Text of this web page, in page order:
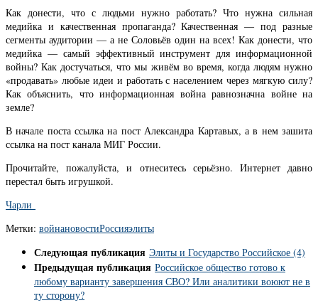
Как донести, что с людьми нужно работать? Что нужна сильная
медийка и качественная пропаганда? Качественная — под разные
сегменты аудитории — а не Соловьёв один на всех! Как донести, что
медийка — самый эффективный инструмент для информационной
войны? Как достучаться, что мы живём во время, когда людям нужно
«продавать» любые идеи и работать с населением через мягкую силу?
Как объяснить, что информационная война равнозначна войне на
земле?
В начале поста ссылка на пост Александра Картавых, а в нем зашита
ссылка на пост канала МИГ России.
Прочитайте, пожалуйста, и отнеситесь серьёзно. Интернет давно
перестал быть игрушкой.
Чарли
Метки: войнановостиРоссияэлиты
Следующая публикация Элиты и Государство Российское (4)
Предыдущая публикация Российское общество готово к
любому варианту завершения СВО? Или аналитики воюют не в
ту сторону?